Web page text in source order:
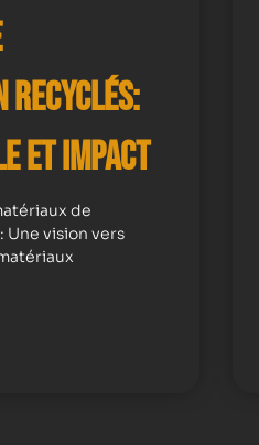
et Impact
de
Une vision vers